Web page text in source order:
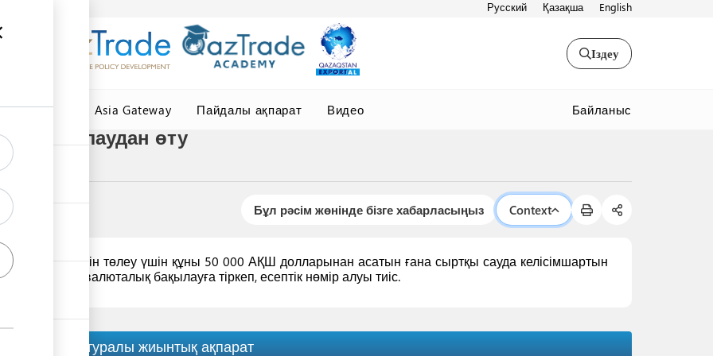
Русский Қазақша English
Іздеу
Central Asia Gateway Пайдалы ақпарат Видео Байланыс
бақылаудан өту
Бұл рәсім жөнінде бізге хабарласыңыз Context
төлемдерін төлеу үшін құны 50 000 АҚШ долларынан асатын ғана сыртқы сауда келісімшартын
филиалында валюталық бақылауға тіркеп, есептік нөмір алуы тиіс.
Рәсім туралы жиынтық ақпарат